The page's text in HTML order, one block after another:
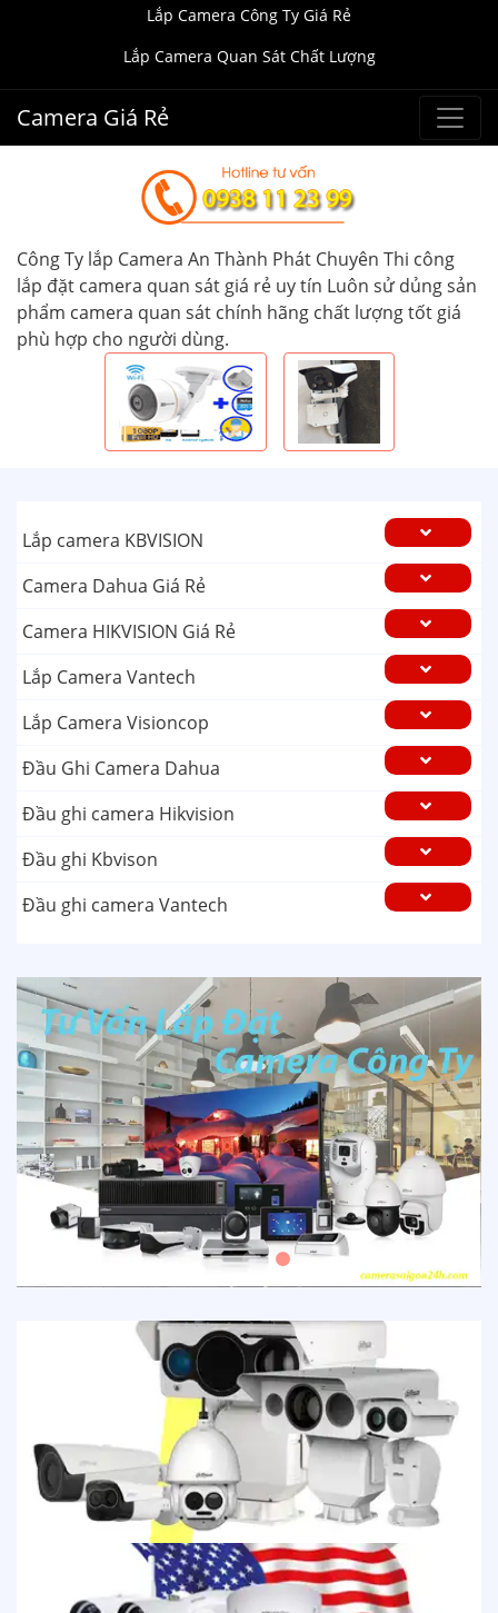
Lắp Camera Công Ty Giá Rẻ
Lắp Camera Quan Sát Chất Lượng
Camera Giá Rẻ
Công Ty lắp Camera An Thành Phát Chuyên Thi công
lắp đặt camera quan sát giá rẻ uy tín Luôn sử dủng sản
phẩm camera quan sát chính hãng chất lượng tốt giá
phù hợp cho người dùng.
Lắp camera KBVISION
Camera Dahua Giá Rẻ
Camera HIKVISION Giá Rẻ
Lắp Camera Vantech
Lắp Camera Visioncop
Đầu Ghi Camera Dahua
Đầu ghi camera Hikvision
Đầu ghi Kbvison
Đầu ghi camera Vantech